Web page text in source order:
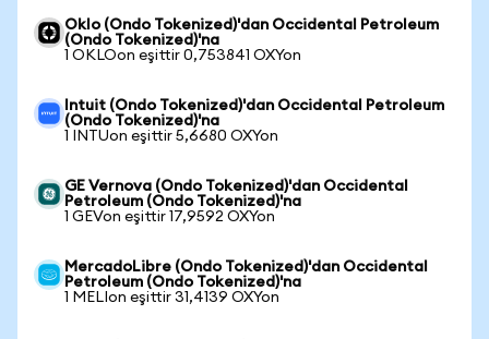
Oklo (Ondo Tokenized)'dan Occidental Petroleum
(Ondo Tokenized)'na
1 OKLOon eşittir 0,753841 OXYon
Intuit (Ondo Tokenized)'dan Occidental Petroleum
(Ondo Tokenized)'na
1 INTUon eşittir 5,6680 OXYon
GE Vernova (Ondo Tokenized)'dan Occidental
Petroleum (Ondo Tokenized)'na
1 GEVon eşittir 17,9592 OXYon
MercadoLibre (Ondo Tokenized)'dan Occidental
Petroleum (Ondo Tokenized)'na
1 MELIon eşittir 31,4139 OXYon